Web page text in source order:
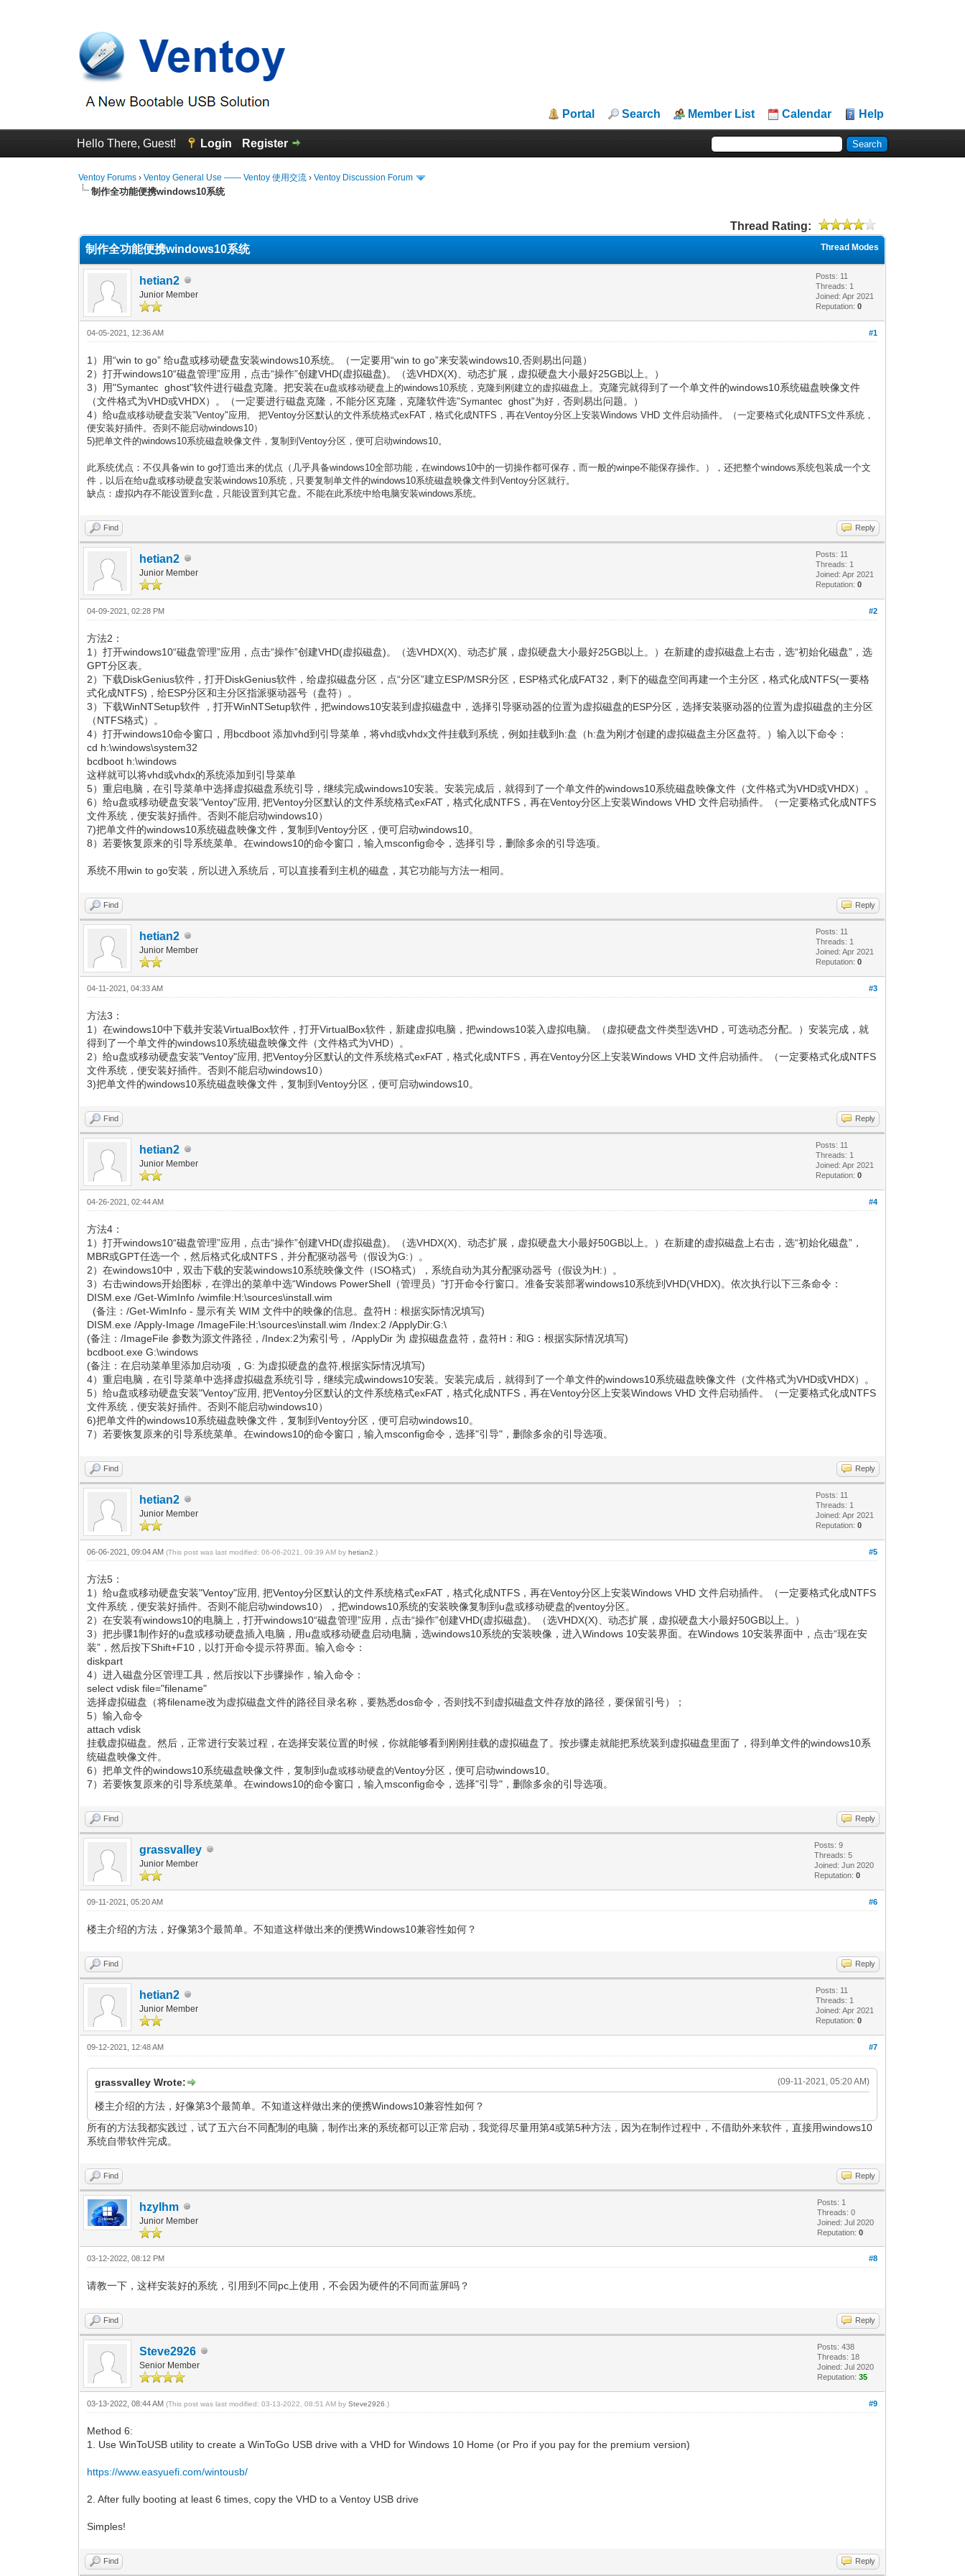
Portal Search Member List Calendar Help
Hello There, Guest! Login Register
Ventoy Forums ›Ventoy General Use —— Ventoy 使用交流 ›Ventoy Discussion Forum
制作全功能便携windows10系统
Thread Rating:
Thread Modes
制作全功能便携windows10系统
hetian2
Junior Member
Posts: 11
Threads: 1
Joined: Apr 2021
Reputation:0
#1
04-05-2021, 12:36 AM
1）用“win to go” 给u盘或移动硬盘安装windows10系统。（一定要用“win to go”来安装windows10,否则易出问题）
2）打开windows10“磁盘管理”应用，点击“操作”创建VHD(虚拟磁盘)。（选VHDX(X)、动态扩展，虚拟硬盘大小最好25GB以上。）
3）用"Symantecghost"软件进行磁盘克隆。把安装在u盘或移动硬盘上的windows10系统，克隆到刚建立的虚拟磁盘上 。克隆完就得到了一个单文件的windows10系统磁盘映像文件
（文件格式为VHD或VHDX）。（一定要进行磁盘克隆，不能分区克隆，克隆软件选"Symantecghost"为好，否则易出问题。）
4）给u盘或移动硬盘安装"Ventoy"应用, 把Ventoy分区默认的文件系统格式exFAT，格式化成NTFS，再在Ventoy分区上安装Windows VHD 文件启动插件。（一定要格式化成NTFS文件系统，
便安装好插件。否则不能启动windows10）
5)把单文件的windows10系统磁盘映像文件，复制到Ventoy分区，便可启动windows10。
此系统优点：不仅具备win to go打造出来的优点（几乎具备windows10全部功能，在windows10中的一切操作都可保存，而一般的winpe不能保存操作。），还把整个windows系统包装成一个文
件，以后在给u盘或移动硬盘安装windows10系统，只要复制单文件的windows10系统磁盘映像文件到Ventoy分区就行。
缺点：虚拟内存不能设置到c盘，只能设置到其它盘。不能在此系统中给电脑安装windows系统。
Find Reply
hetian2
Junior Member
Posts: 11
Threads: 1
Joined: Apr 2021
Reputation:0
#2
04-09-2021, 02:28 PM
方法2：
1）打开windows10“磁盘管理”应用，点击“操作”创建VHD(虚拟磁盘)。（选VHDX(X)、动态扩展，虚拟硬盘大小最好25GB以上。）在新建的虚拟磁盘上右击，选“初始化磁盘”，选
GPT分区表。
2）下载DiskGenius软件，打开DiskGenius软件，给虚拟磁盘分区，点“分区”建立ESP/MSR分区，ESP格式化成FAT32，剩下的磁盘空间再建一个主分区，格式化成NTFS(一要格
式化成NTFS)，给ESP分区和主分区指派驱动器号（盘符）。
3）下载WinNTSetup软件 ，打开WinNTSetup软件，把windows10安装到虚拟磁盘中，选择引导驱动器的位置为虚拟磁盘的ESP分区，选择安装驱动器的位置为虚拟磁盘的主分区
（NTFS格式）。
4）打开windows10命令窗口，用bcdboot 添加vhd到引导菜单，将vhd或vhdx文件挂载到系统，例如挂载到h:盘（h:盘为刚才创建的虚拟磁盘主分区盘符。）输入以下命令：
cd h:\windows\system32
bcdboot h:\windows
这样就可以将vhd或vhdx的系统添加到引导菜单
5）重启电脑，在引导菜单中选择虚拟磁盘系统引导，继续完成windows10安装。安装完成后，就得到了一个单文件的windows10系统磁盘映像文件（文件格式为VHD或VHDX）。
6）给u盘或移动硬盘安装"Ventoy"应用, 把Ventoy分区默认的文件系统格式exFAT，格式化成NTFS，再在Ventoy分区上安装Windows VHD 文件启动插件。（一定要格式化成NTFS
文件系统，便安装好插件。否则不能启动windows10）
7)把单文件的windows10系统磁盘映像文件，复制到Ventoy分区，便可启动windows10。
8）若要恢复原来的引导系统菜单。在windows10的命令窗口，输入msconfig命令，选择引导，删除多余的引导选项。
系统不用win to go安装，所以进入系统后，可以直接看到主机的磁盘，其它功能与方法一相同。
Find Reply
hetian2
Junior Member
Posts: 11
Threads: 1
Joined: Apr 2021
Reputation:0
#3
04-11-2021, 04:33 AM
方法3：
1）在windows10中下载并安装VirtualBox软件，打开VirtualBox软件，新建虚拟电脑，把windows10装入虚拟电脑。（虚拟硬盘文件类型选VHD，可选动态分配。）安装完成，就
得到了一个单文件的windows10系统磁盘映像文件（文件格式为VHD）。
2）给u盘或移动硬盘安装"Ventoy"应用, 把Ventoy分区默认的文件系统格式exFAT，格式化成NTFS，再在Ventoy分区上安装Windows VHD 文件启动插件。（一定要格式化成NTFS
文件系统，便安装好插件。否则不能启动windows10）
3)把单文件的windows10系统磁盘映像文件，复制到Ventoy分区，便可启动windows10。
Find Reply
hetian2
Junior Member
Posts: 11
Threads: 1
Joined: Apr 2021
Reputation:0
#4
04-26-2021, 02:44 AM
方法4：
1）打开windows10“磁盘管理”应用，点击“操作”创建VHD(虚拟磁盘)。（选VHDX(X)、动态扩展，虚拟硬盘大小最好50GB以上。）在新建的虚拟磁盘上右击，选“初始化磁盘”，
MBR或GPT任选一个，然后格式化成NTFS，并分配驱动器号（假设为G:）。
2）在windows10中，双击下载的安装windows10系统映像文件（ISO格式），系统自动为其分配驱动器号（假设为H:）。
3）右击windows开始图标，在弹出的菜单中选“Windows PowerShell（管理员）”打开命令行窗口。准备安装部署windows10系统到VHD(VHDX)。依次执行以下三条命令：
DISM.exe /Get-WimInfo /wimfile:H:\sources\install.wim
(备注：/Get-WimInfo - 显示有关 WIM 文件中的映像的信息。盘符H：根据实际情况填写)
DISM.exe /Apply-Image /ImageFile:H:\sources\install.wim /Index:2 /ApplyDir:G:\
(备注：/ImageFile 参数为源文件路径，/Index:2为索引号， /ApplyDir 为 虚拟磁盘盘符，盘符H：和G：根据实际情况填写)
bcdboot.exe G:\windows
(备注：在启动菜单里添加启动项 ，G: 为虚拟硬盘的盘符,根据实际情况填写)
4）重启电脑，在引导菜单中选择虚拟磁盘系统引导，继续完成windows10安装。安装完成后，就得到了一个单文件的windows10系统磁盘映像文件（文件格式为VHD或VHDX）。
5）给u盘或移动硬盘安装"Ventoy"应用, 把Ventoy分区默认的文件系统格式exFAT，格式化成NTFS，再在Ventoy分区上安装Windows VHD 文件启动插件。（一定要格式化成NTFS
文件系统，便安装好插件。否则不能启动windows10）
6)把单文件的windows10系统磁盘映像文件，复制到Ventoy分区，便可启动windows10。
7）若要恢复原来的引导系统菜单。在windows10的命令窗口，输入msconfig命令，选择"引导"，删除多余的引导选项。
Find Reply
hetian2
Junior Member
Posts: 11
Threads: 1
Joined: Apr 2021
Reputation:0
#5
06-06-2021, 09:04 AM(This post was last modified: 06-06-2021, 09:39 AM byhetian2 .)
方法5：
1）给u盘或移动硬盘安装"Ventoy"应用, 把Ventoy分区默认的文件系统格式exFAT，格式化成NTFS，再在Ventoy分区上安装Windows VHD 文件启动插件。（一定要格式化成NTFS
文件系统，便安装好插件。否则不能启动windows10），把windows10系统的安装映像复制到u盘或移动硬盘的ventoy分区。
2）在安装有windows10的电脑上，打开windows10“磁盘管理”应用，点击“操作”创建VHD(虚拟磁盘)。（选VHDX(X)、动态扩展，虚拟硬盘大小最好50GB以上。）
3）把步骤1制作好的u盘或移动硬盘插入电脑，用u盘或移动硬盘启动电脑，选windows10系统的安装映像，进入Windows 10安装界面。在Windows 10安装界面中，点击“现在安
装”，然后按下Shift+F10，以打开命令提示符界面。输入命令：
diskpart
4）进入磁盘分区管理工具，然后按以下步骤操作，输入命令：
select vdisk file="filename"
选择虚拟磁盘（将filename改为虚拟磁盘文件的路径目录名称，要熟悉dos命令，否则找不到虚拟磁盘文件存放的路径，要保留引号）；
5）输入命令
attach vdisk
挂载虚拟磁盘。然后，正常进行安装过程，在选择安装位置的时候，你就能够看到刚刚挂载的虚拟磁盘了。按步骤走就能把系统装到虚拟磁盘里面了，得到单文件的windows10系
统磁盘映像文件。
6）把单文件的windows10系统磁盘映像文件，复制到u盘或移动硬盘的Ventoy分区，便可启动windows10。
7）若要恢复原来的引导系统菜单。在windows10的命令窗口，输入msconfig命令，选择"引导"，删除多余的引导选项。
Find Reply
grassvalley
Junior Member
Posts: 9
Threads: 5
Joined: Jun 2020
Reputation:0
#6
09-11-2021, 05:20 AM
楼主介绍的方法，好像第3个最简单。不知道这样做出来的便携Windows10兼容性如何？
Find Reply
hetian2
Junior Member
Posts: 11
Threads: 1
Joined: Apr 2021
Reputation:0
#7
09-12-2021, 12:48 AM
(09-11-2021, 05:20 AM)
grassvalley Wrote:
楼主介绍的方法，好像第3个最简单。不知道这样做出来的便携Windows10兼容性如何？
所有的方法我都实践过，试了五六台不同配制的电脑，制作出来的系统都可以正常启动，我觉得尽量用第4或第5种方法，因为在制作过程中，不借助外来软件，直接用windows10
系统自带软件完成。
Find Reply
hzylhm
Junior Member
Posts: 1
Threads: 0
Joined: Jul 2020
Reputation:0
#8
03-12-2022, 08:12 PM
请教一下，这样安装好的系统，引用到不同pc上使用，不会因为硬件的不同而蓝屏吗？
Find Reply
Steve2926
Senior Member
Posts: 438
Threads: 18
Joined: Jul 2020
Reputation:35
#9
03-13-2022, 08:44 AM(This post was last modified: 03-13-2022, 08:51 AM bySteve2926 .)
Method 6:
1. Use WinToUSB utility to create a WinToGo USB drive with a VHD for Windows 10 Home (or Pro if you pay for the premium version)
https://www.easyuefi.com/wintousb/
2. After fully booting at least 6 times, copy the VHD to a Ventoy USB drive
Simples!
Find Reply